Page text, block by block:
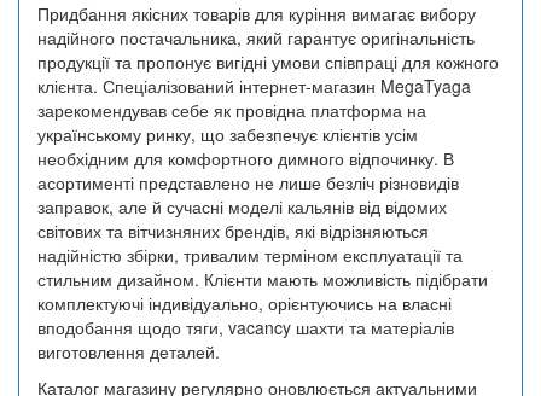
Придбання якісних товарів для куріння вимагає вибору
надійного постачальника, який гарантує оригінальність
продукції та пропонує вигідні умови співпраці для кожного
клієнта. Спеціалізований інтернет-магазин MegaTyaga
зарекомендував себе як провідна платформа на
українському ринку, що забезпечує клієнтів усім
необхідним для комфортного димного відпочинку. В
асортименті представлено не лише безліч різновидів
заправок, але й сучасні моделі кальянів від відомих
світових та вітчизняних брендів, які відрізняються
надійністю збірки, тривалим терміном експлуатації та
стильним дизайном. Клієнти мають можливість підібрати
комплектуючі індивідуально, орієнтуючись на власні
вподобання щодо тяги, vacancy шахти та матеріалів
виготовлення деталей.
Каталог магазину регулярно оновлюється актуальними